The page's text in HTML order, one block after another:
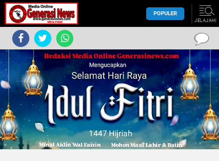
POPULER
JELAJAHI